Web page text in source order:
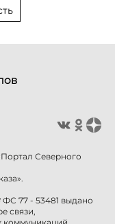
Северного
77 - 53481 выдано
связи,